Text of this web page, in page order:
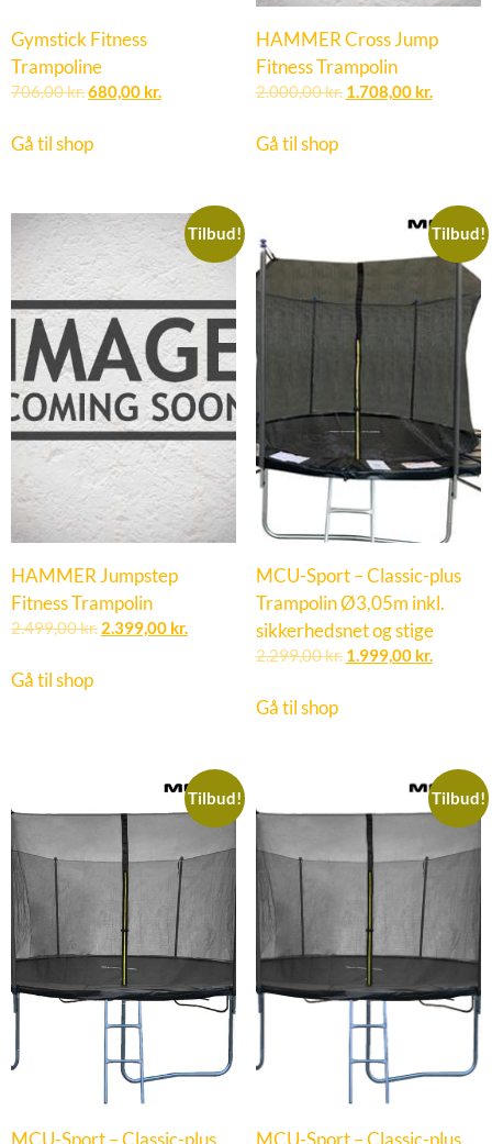
Gymstick Fitness
Trampoline
706,00kr.680,00 kr.
Gå til shop
HAMMER Cross Jump
Fitness Trampolin
2.000,00kr. 1.708,00 kr.
Gå til shop
Tilbud!
HAMMER Jumpstep
Fitness Trampolin
2.499,00kr. 2.399,00 kr.
Gå til shop
Tilbud!
MCU-Sport – Classic-plus
Trampolin Ø3,05m inkl.
sikkerhedsnet og stige
2.299,00kr. 1.999,00 kr.
Gå til shop
Tilbud!
MCU-Sport – Classic-plus
Tilbud!
MCU-Sport – Classic-plus